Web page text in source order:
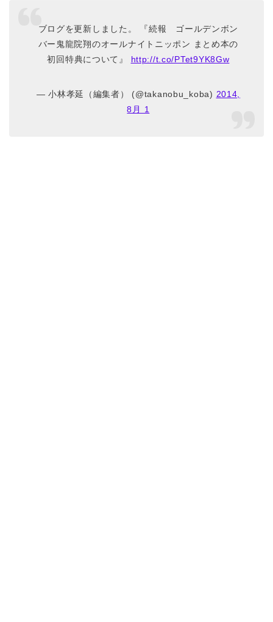
ブログを更新しました。 『続報 ゴールデンボン
バー鬼龍院翔のオールナイトニッポン まとめ本の
初回特典について』 http://t.co/PTet9YK8Gw
— 小林孝延（編集者） (@takanobu_koba) 2014,
8月 1